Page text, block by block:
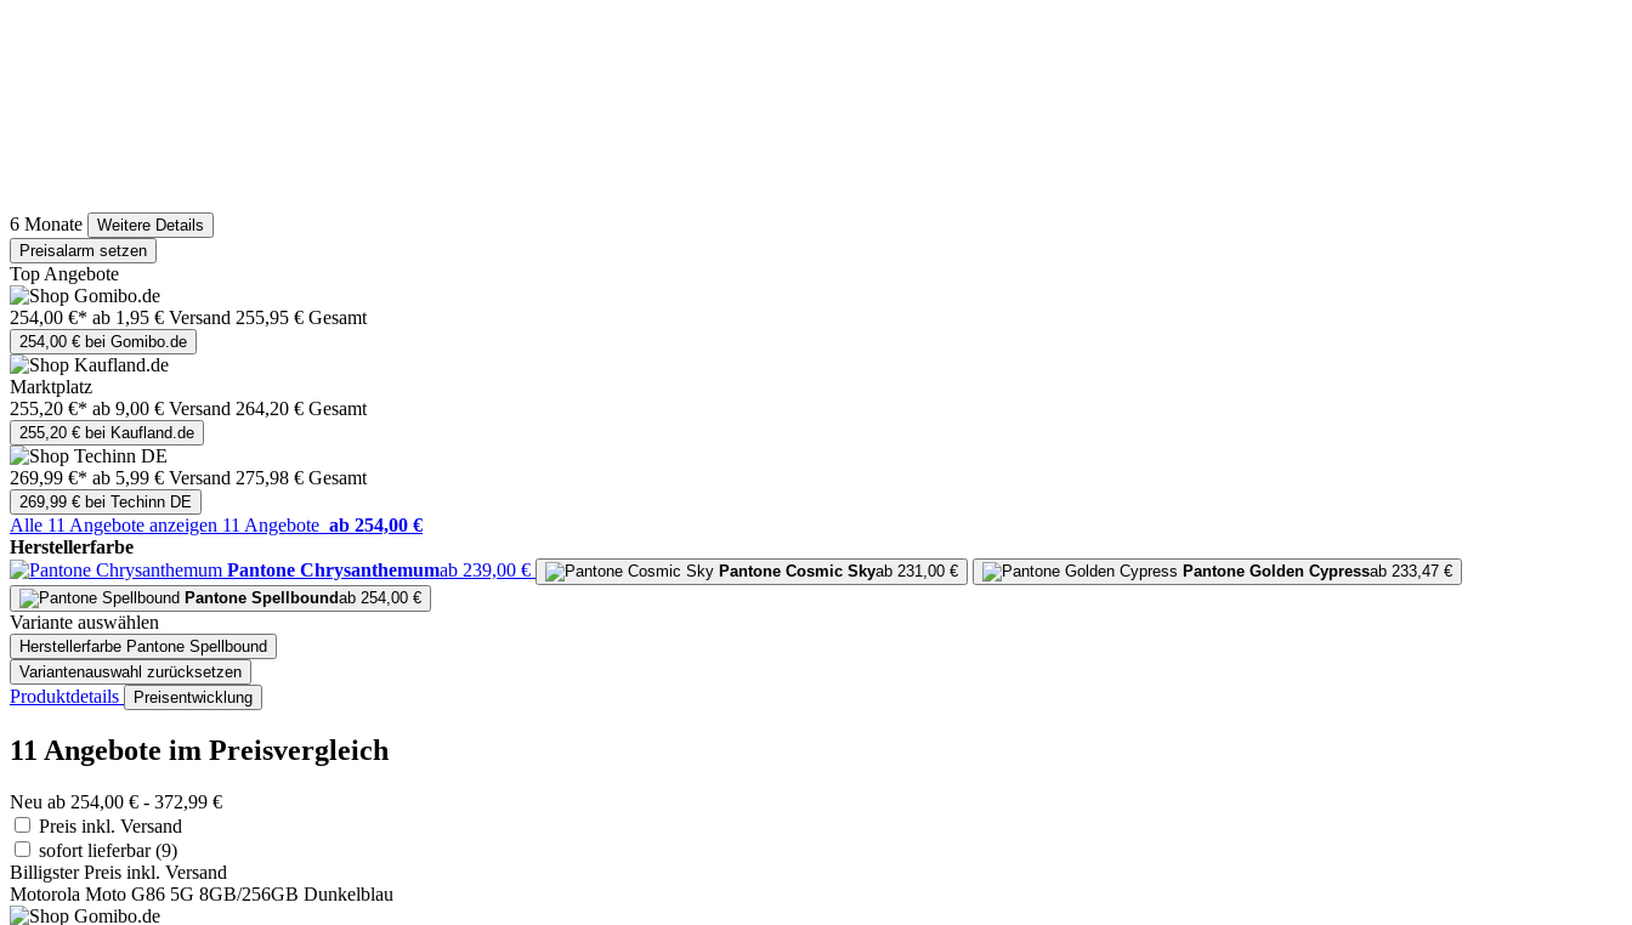
6 Monate
Weitere Details
Preisalarm setzen
Top Angebote
254,00 €* ab 1,95 € Versand 255,95 € Gesamt
254,00 € bei Gomibo.de
Marktplatz
255,20 €* ab 9,00 € Versand 264,20 € Gesamt
255,20 € bei Kaufland.de
269,99 €* ab 5,99 € Versand 275,98 € Gesamt
269,99 € bei Techinn DE
Alle 11 Angebote anzeigen 11 Angebote ab 254,00 €
Herstellerfarbe
Pantone Chrysanthemumab 239,00 € Pantone Cosmic Skyab 231,00 € Pantone Golden Cypressab 233,47 €
Pantone Spellboundab 254,00 €
Variante auswählen
Herstellerfarbe Pantone Spellbound
Variantenauswahl zurücksetzen
Produktdetails Preisentwicklung
11 Angebote im Preisvergleich
Neu ab 254,00 € - 372,99 €
Preis inkl. Versand
sofort lieferbar(9)
Billigster Preis inkl. Versand
Motorola Moto G86 5G 8GB/256GB Dunkelblau